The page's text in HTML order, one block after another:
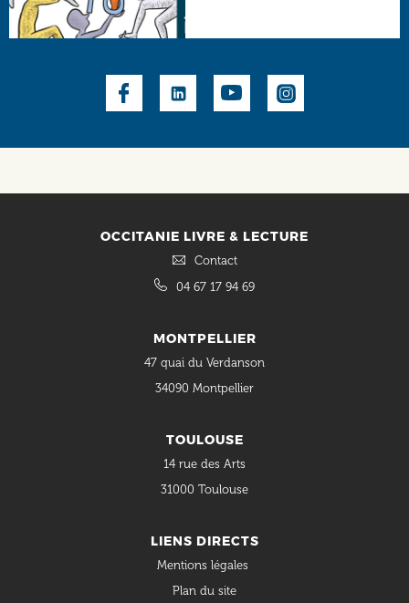
OCCITANIE LIVRE & LECTURE
Contact
04 67 17 94 69
MONTPELLIER
47 quai du Verdanson
34090 Montpellier
TOULOUSE
14 rue des Arts
31000 Toulouse
LIENS DIRECTS
Mentions légales
Plan du site